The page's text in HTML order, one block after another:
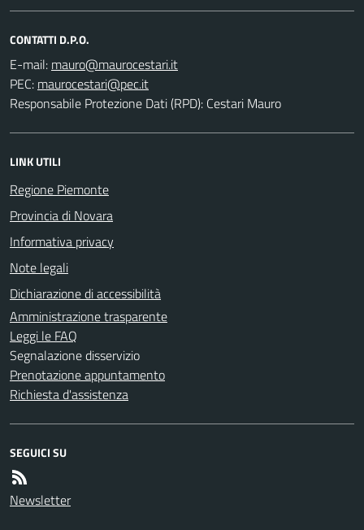
CONTATTI D.P.O.
E-mail:
PEC:
Responsabile Protezione Dati (RPD): Cestari Mauro
LINK UTILI
Regione Piemonte
Provincia di Novara
Informativa privacy
Note legali
Dichiarazione di accessibilità
Amministrazione trasparente
Leggi le FAQ
Segnalazione disservizio
Prenotazione appuntamento
Richiesta d'assistenza
SEGUICI SU
Newsletter